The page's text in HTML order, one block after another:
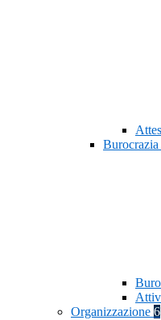
Burocrazia
Organizzazione 6